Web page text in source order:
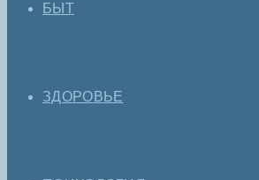
БЫТ
ЗДОРОВЬЕ